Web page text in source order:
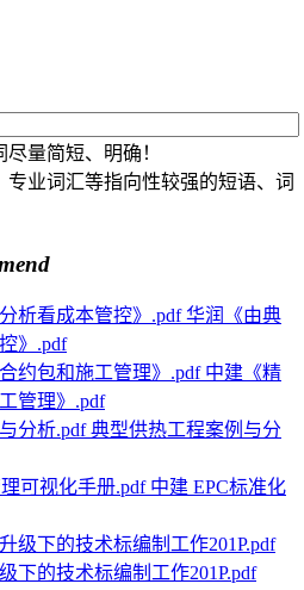
量简短、明确！
业词汇等指向性较强的短语、词
华润《由典
》.pdf
中建《精
管理》.pdf
典型供热工程案例与分
中建 EPC标准化
下的技术标编制工作201P.pdf